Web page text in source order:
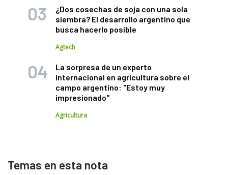
¿Dos cosechas de soja con una sola
siembra? El desarrollo argentino que
busca hacerlo posible
Agtech
La sorpresa de un experto
internacional en agricultura sobre el
campo argentino: "Estoy muy
impresionado"
Agricultura
Temas en esta nota